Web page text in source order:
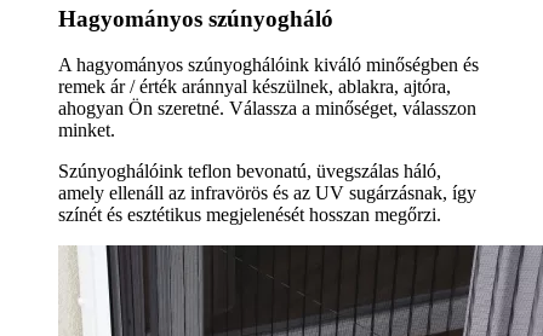
Hagyományos szúnyogháló
A hagyományos szúnyoghálóink kiváló minőségben és
remek ár / érték aránnyal készülnek, ablakra, ajtóra,
ahogyan Ön szeretné. Válassza a minőséget, válasszon
minket.
Szúnyoghálóink teflon bevonatú, üvegszálas háló,
amely ellenáll az infravörös és az UV sugárzásnak, így
színét és esztétikus megjelenését hosszan megőrzi.